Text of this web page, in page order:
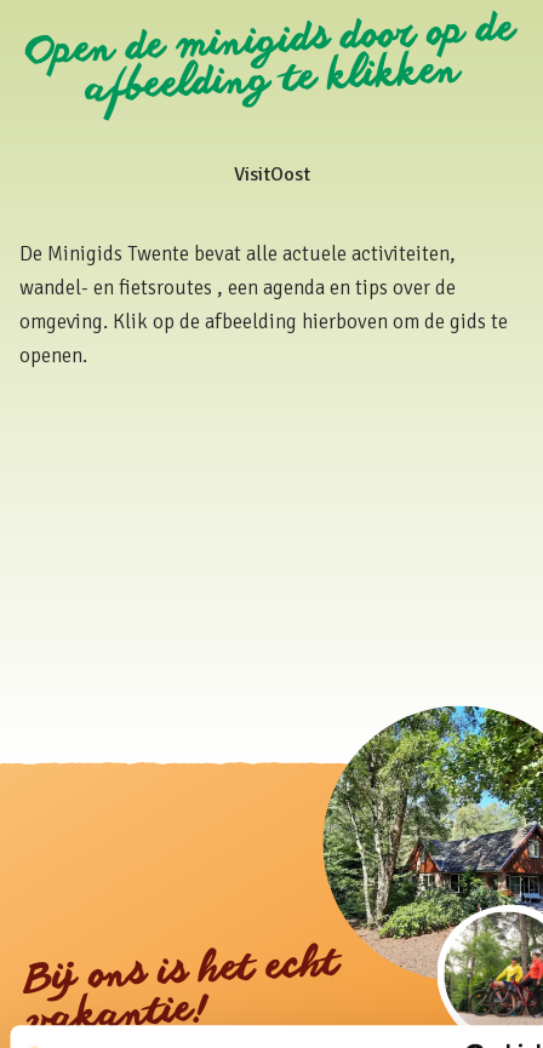
Open de minigids door op de
afbeelding te klikken
VisitOost
De Minigids Twente bevat alle actuele activiteiten,
wandel- en fietsroutes , een agenda en tips over de
omgeving. Klik op de afbeelding hierboven om de gids te
openen.
Bij ons is het echt
vakantie!